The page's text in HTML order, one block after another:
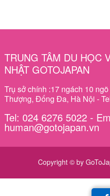
TRUNG TÂM DU HỌC
NHẬT GOTOJAPAN
Trụ sở chính :17 ngách 10
Thượng, Đống Đa, Hà Nội -
Tel: 024 6276 5022 -
human@gotojapan.vn
Copyright © by